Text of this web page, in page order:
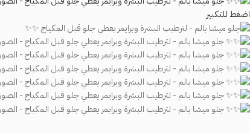
اضغط للتكبير